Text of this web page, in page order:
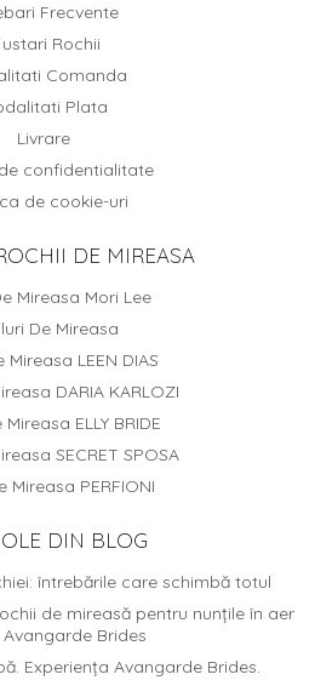
Frecvente
Rochii
Comanda
Plata
Livrare
confidentialitate
de cookie-uri
DE MIREASA
Mireasa Mori Lee
De Mireasa
Mireasa LEEN DIAS
DARIA KARLOZI
ELLY BRIDE
SECRET SPOSA
Mireasa PERFIONI
DIN BLOG
întrebările care schimbă totul
de mireasă pentru nunțile în aer
Avangarde Brides
Experiența Avangarde Brides.